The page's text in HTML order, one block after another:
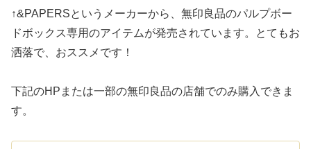
↑&PAPERSというメーカーから、無印良品のパルプボー
ドボックス専用のアイテムが発売されています。とてもお
洒落で、おススメです！
下記のHPまたは一部の無印良品の店舗でのみ購入できま
す。